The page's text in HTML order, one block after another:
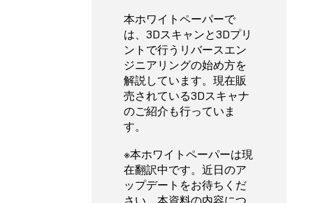
本ホワイトペーパーで
は、3Dスキャンと3Dプリ
ントで行うリバースエン
ジニアリングの始め方を
解説しています。現在販
売されている3Dスキャナ
のご紹介も行っていま
す。
※本ホワイトペーパーは現
在翻訳中です。近日のア
ップデートをお待ちくだ
さい。本資料の内容につ